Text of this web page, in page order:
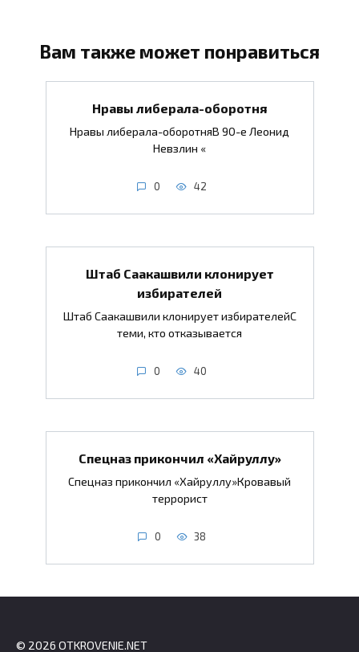
Вам также может понравиться
Нравы либерала-оборотня
Нравы либерала-оборотняВ 90-е Леонид
Невзлин «
0 42
Штаб Саакашвили клонирует
избирателей
Штаб Саакашвили клонирует избирателейС
теми, кто отказывается
0 40
Спецназ прикончил «Хайруллу»
Спецназ прикончил «Хайруллу»Кровавый
террорист
0 38
© 2026 OTKROVENIE.NET